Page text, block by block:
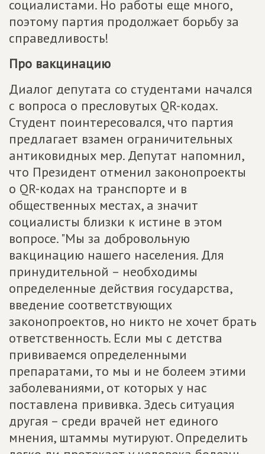
социалистами. Но работы еще много,
поэтому партия продолжает борьбу за
справедливость!
Про вакцинацию
Диалог депутата со студентами начался
с вопроса о пресловутых QR-кодах.
Студент поинтересовался, что партия
предлагает взамен ограничительных
антиковидных мер. Депутат напомнил,
что Президент отменил законопроекты
о QR-кодах на транспорте и в
общественных местах, а значит
социалисты близки к истине в этом
вопросе. "Мы за добровольную
вакцинацию нашего населения. Для
принудительной – необходимы
определенные действия государства,
введение соответствующих
законопроектов, но никто не хочет брать
ответственность. Если мы с детства
прививаемся определенными
препаратами, то мы и не болеем этими
заболеваниями, от которых у нас
поставлена прививка. Здесь ситуация
другая – среди врачей нет единого
мнения, штаммы мутируют. Определить